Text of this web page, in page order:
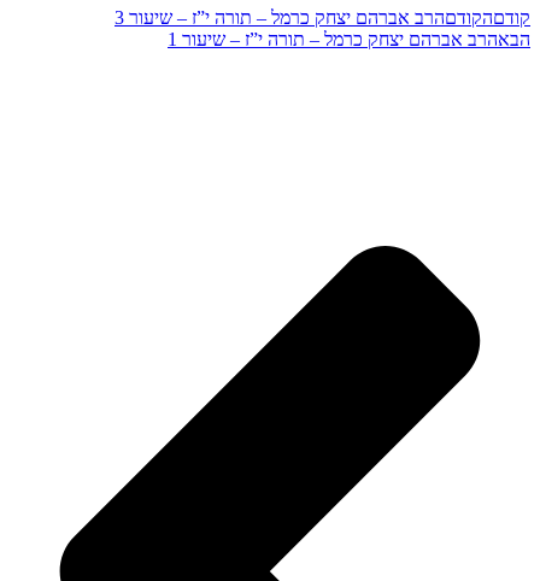
קודםהקודםהרב אברהם יצחק כרמל – תורה י”ז – שיעור 3
הבאהרב אברהם יצחק כרמל – תורה י”ז – שיעור 1